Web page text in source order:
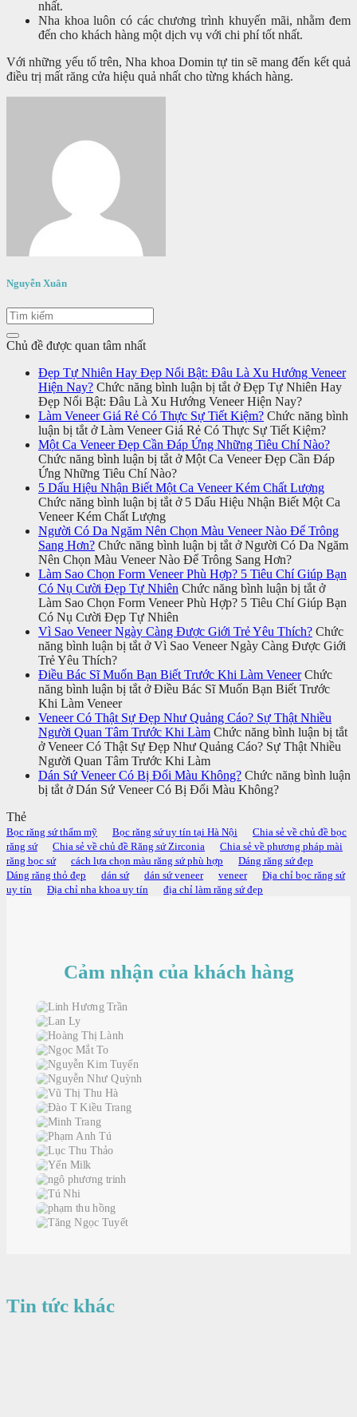
nhất.
Nha khoa luôn có các chương trình khuyến mãi, nhằm đem
đến cho khách hàng một dịch vụ với chi phí tốt nhất.
Với những yếu tố trên, Nha khoa Domin tự tin sẽ mang đến kết quả
điều trị mất răng cửa hiệu quả nhất cho từng khách hàng.
Nguyễn Xuân
Chủ đề được quan tâm nhất
Đẹp Tự Nhiên Hay Đẹp Nổi Bật: Đâu Là Xu Hướng Veneer
Hiện Nay? Chức năng bình luận bị tắtở Đẹp Tự Nhiên Hay
Đẹp Nổi Bật: Đâu Là Xu Hướng Veneer Hiện Nay?
Làm Veneer Giá Rẻ Có Thực Sự Tiết Kiệm? Chức năng bình
luận bị tắtở Làm Veneer Giá Rẻ Có Thực Sự Tiết Kiệm?
Một Ca Veneer Đẹp Cần Đáp Ứng Những Tiêu Chí Nào?
Chức năng bình luận bị tắtở Một Ca Veneer Đẹp Cần Đáp
Ứng Những Tiêu Chí Nào?
5 Dấu Hiệu Nhận Biết Một Ca Veneer Kém Chất Lượng
Chức năng bình luận bị tắtở 5 Dấu Hiệu Nhận Biết Một Ca
Veneer Kém Chất Lượng
Người Có Da Ngăm Nên Chọn Màu Veneer Nào Để Trông
Sang Hơn? Chức năng bình luận bị tắtở Người Có Da Ngăm
Nên Chọn Màu Veneer Nào Để Trông Sang Hơn?
Làm Sao Chọn Form Veneer Phù Hợp? 5 Tiêu Chí Giúp Bạn
Có Nụ Cười Đẹp Tự Nhiên Chức năng bình luận bị tắtở
Làm Sao Chọn Form Veneer Phù Hợp? 5 Tiêu Chí Giúp Bạn
Có Nụ Cười Đẹp Tự Nhiên
Vì Sao Veneer Ngày Càng Được Giới Trẻ Yêu Thích? Chức
năng bình luận bị tắtở Vì Sao Veneer Ngày Càng Được Giới
Trẻ Yêu Thích?
Điều Bác Sĩ Muốn Bạn Biết Trước Khi Làm Veneer Chức
năng bình luận bị tắtở Điều Bác Sĩ Muốn Bạn Biết Trước
Khi Làm Veneer
Veneer Có Thật Sự Đẹp Như Quảng Cáo? Sự Thật Nhiều
Người Quan Tâm Trước Khi Làm Chức năng bình luận bị tắt
ở Veneer Có Thật Sự Đẹp Như Quảng Cáo? Sự Thật Nhiều
Người Quan Tâm Trước Khi Làm
Dán Sứ Veneer Có Bị Đổi Màu Không? Chức năng bình luận
bị tắtở Dán Sứ Veneer Có Bị Đổi Màu Không?
Thẻ
Bọc răng sứ thẩm mỹ Bọc răng sứ uy tín tại Hà Nội
Chia sẻ về chủ đề bọc
răng sứ
Chia sẻ về chủ đề Răng sứ Zirconia
Chia sẻ về phương pháp mài
răng bọc sứ
cách lựa chọn màu răng sứ phù hợp
Dáng răng sứ đẹp
Dáng răng thỏ đẹp
dán sứ dán sứ veneer veneer
Địa chỉ bọc răng sứ
uy tín
Địa chỉ nha khoa uy tín địa chỉ làm răng sứ đẹp
Cảm nhận của khách hàng
Tin tức khác